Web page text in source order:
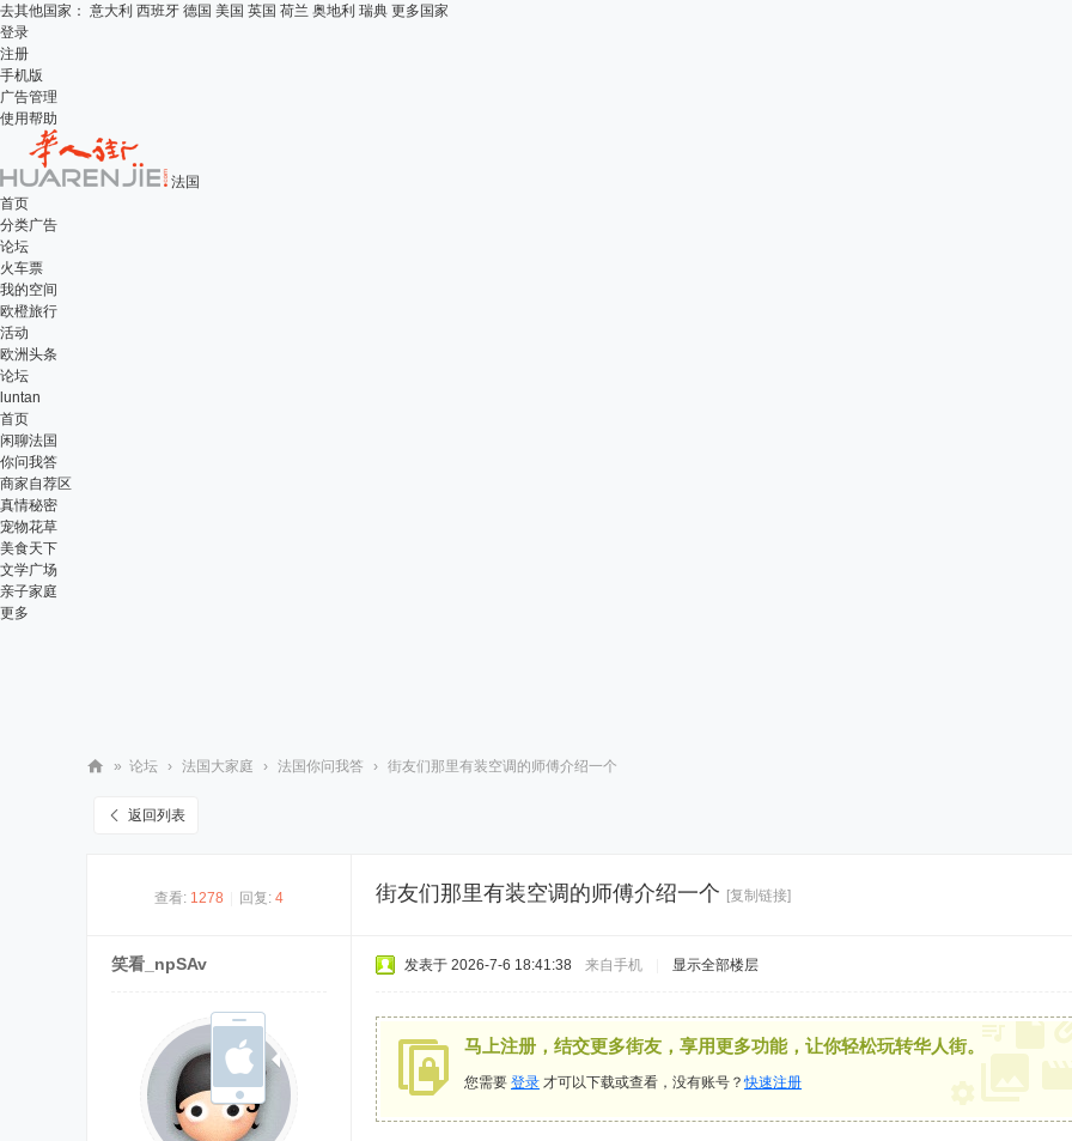
去其他国家： 意大利 西班牙 德国 美国 英国 荷兰 奥地利 瑞典 更多国家
登录
注册
手机版
广告管理
使用帮助
法国
首页
分类广告
论坛
火车票
我的空间
欧橙旅行
活动
欧洲头条
论坛
luntan
首页
闲聊法国
你问我答
商家自荐区
真情秘密
宠物花草
美食天下
文学广场
亲子家庭
更多
» 论坛 › 法国大家庭 › 法国你问我答 › 街友们那里有装空调的师傅介绍一个
返回列表
查看: 1278 回复: 4 街友们那里有装空调的师傅介绍一个 [复制链接]
笑看_npSAv 发表于 2026-7-6 18:41:38 来自手机 显示全部楼层
马上注册，结交更多街友，享用更多功能，让你轻松玩转华人街。
您需要 登录 才可以下载或查看，没有账号？快速注册